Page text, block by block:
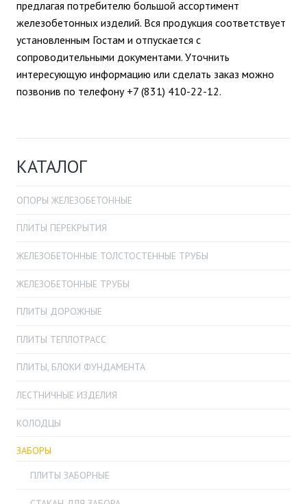
предлагая потребителю большой ассортимент
железобетонных изделий. Вся продукция соответствует
установленным Гостам и отпускается с
сопроводительными документами. Уточнить
интересующую информацию или сделать заказ можно
позвонив по телефону +7 (831) 410-22-12.
КАТАЛОГ
ОПОРЫ ЖЕЛЕЗОБЕТОННЫЕ
ПЛИТЫ ПЕРЕКРЫТИЯ
ЖЕЛЕЗОБЕТОННЫЕ ТОЛСТОСТЕННЫЕ ТРУБЫ
ЖЕЛЕЗОБЕТОННЫЕ ТРУБЫ
ПЛИТЫ ДОРОЖНЫЕ
ПЛИТЫ ТЕПЛОТРАСС
ПЛИТЫ, БЛОКИ ФУНДАМЕНТА
ЛЕСТНИЧНЫЕ ИЗДЕЛИЯ
КОЛОДЦЫ
ЗАБОРЫ
ПЛИТЫ ЗАБОРНЫЕ